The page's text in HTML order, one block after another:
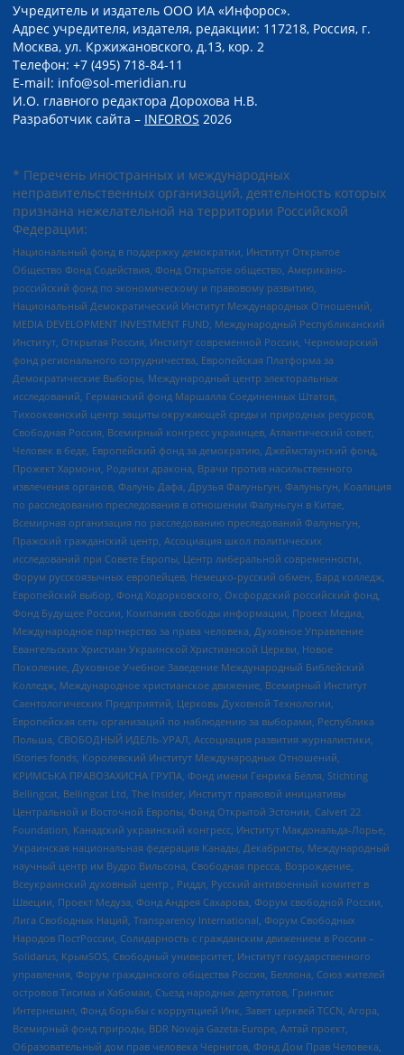
Учредитель и издатель ООО ИА «Инфорос».
Адрес учредителя, издателя, редакции: 117218, Россия, г.
Москва, ул. Кржижановского, д.13, кор. 2
Телефон: +7 (495) 718-84-11
E-mail: info@sol-meridian.ru
И.О. главного редактора Дорохова Н.В.
Разработчик сайта – INFOROS 2026
* Перечень иностранных и международных
неправительственных организаций, деятельность которых
признана нежелательной на территории Российской
Федерации:
Национальный фонд в поддержку демократии, Институт Открытое
Общество Фонд Содействия, Фонд Открытое общество, Американо-
российский фонд по экономическому и правовому развитию,
Национальный Демократический Институт Международных Отношений,
MEDIA DEVELOPMENT INVESTMENT FUND, Международный Республиканский
Институт, Открытая Россия, Институт современной России, Черноморский
фонд регионального сотрудничества, Европейская Платформа за
Демократические Выборы, Международный центр электоральных
исследований, Германский фонд Маршалла Соединенных Штатов,
Тихоокеанский центр защиты окружающей среды и природных ресурсов,
Свободная Россия, Всемирный конгресс украинцев, Атлантический совет,
Человек в беде, Европейский фонд за демократию, Джеймстаунский фонд,
Прожект Хармони, Родники дракона, Врачи против насильственного
извлечения органов, Фалунь Дафа, Друзья Фалуньгун, Фалуньгун, Коалиция
по расследованию преследования в отношении Фалуньгун в Китае,
Всемирная организация по расследованию преследований Фалуньгун,
Пражский гражданский центр, Ассоциация школ политических
исследований при Совете Европы, Центр либеральной современности,
Форум русскоязычных европейцев, Немецко-русский обмен, Бард колледж,
Европейский выбор, Фонд Ходорковского, Оксфордский российский фонд,
Фонд Будущее России, Компания свободы информации, Проект Медиа,
Международное партнерство за права человека, Духовное Управление
Евангельских Христиан Украинской Христианской Церкви, Новое
Поколение, Духовное Учебное Заведение Международный Библейский
Колледж, Международное христианское движение, Всемирный Институт
Саентологических Предприятий, Церковь Духовной Технологии,
Европейская сеть организаций по наблюдению за выборами, Республика
Польша, СВОБОДНЫЙ ИДЕЛЬ-УРАЛ, Ассоциация развития журналистики,
IStories fonds, Королевский Институт Международных Отношений,
КРИМСЬКА ПРАВОЗАХИСНА ГРУПА, Фонд имени Генриха Бёлля, Stichting
Bellingcat, Bellingcat Ltd, The Insider, Институт правовой инициативы
Центральной и Восточной Европы, Фонд Открытой Эстонии, Calvert 22
Foundation, Канадский украинский конгресс, Институт Макдональда-Лорье,
Украинская национальная федерация Канады, Декабристы, Международный
научный центр им Вудро Вильсона, Свободная пресса, Возрождение,
Всеукраинский духовный центр , Риддл, Русский антивоенный комитет в
Швеции, Проект Медуза, Фонд Андрея Сахарова, Форум свободной России,
Лига Свободных Наций, Transparеncy International, Форум Свободных
Народов ПостРоссии, Солидарность с гражданским движением в России –
Solidarus, КрымSOS, Свободный университет, Институт государственного
управления, Форум гражданского общества Россия, Беллона, Союз жителей
островов Тисима и Хабомаи, Съезд народных депутатов, Гринпис
Интернешнл, Фонд борьбы с коррупцией Инк, Завет церквей TCCN, Агора,
Всемирный фонд природы, BDR Novaja Gazeta-Europe, Алтай проект,
Образовательный дом прав человека Чернигов, Фонд Дом Прав Человека,